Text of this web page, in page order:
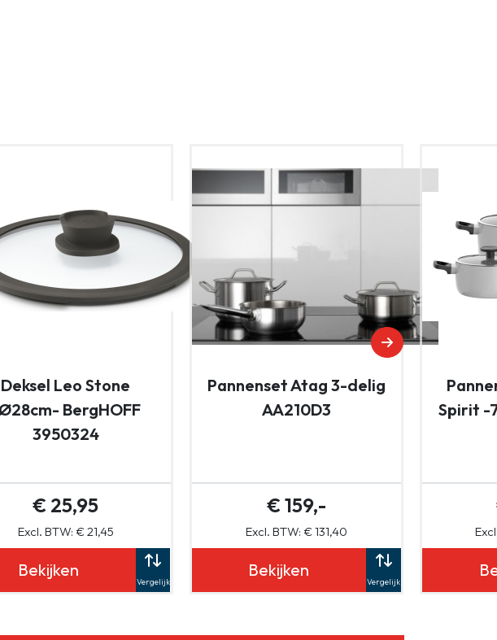
Deksel Leo Stone
BergHOFF
3950324
€ 25,95
Excl. BTW: € 21,45
Bekijken
Vergelijk
Pannenset Atag 3-delig
AA210D3
€ 159,-
Excl. BTW: € 131,40
Bekijken
Vergelijk
Spirit -